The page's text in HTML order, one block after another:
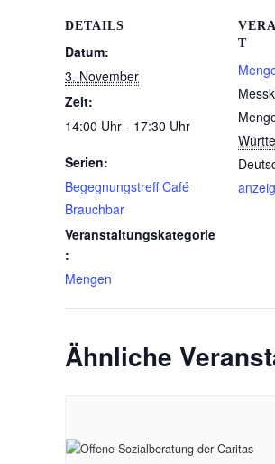
DETAILS
Datum:
3. November
Zeit:
14:00 Uhr - 17:30 Uhr
Serien:
Begegnungstreff Café
Brauchbar
Veranstaltungskategorie
:
Mengen
T
Ähnliche